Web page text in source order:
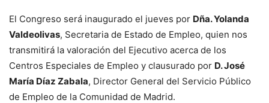
El Congreso será inaugurado el jueves por Dña. Yolanda
Valdeolivas, Secretaria de Estado de Empleo, quien nos
transmitirá la valoración del Ejecutivo acerca de los
Centros Especiales de Empleo y clausurado por D. José
María Díaz Zabala, Director General del Servicio Público
de Empleo de la Comunidad de Madrid.